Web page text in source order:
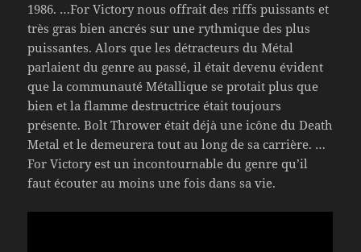
1986. …For Victory nous offrait des riffs puissants et
très gras bien ancrés sur une rythmique des plus
puissantes. Alors que les détracteurs du Métal
parlaient du genre au passé, il était devenu évident
que la communauté Métallique se protait plus que
bien et la flamme destructrice était toujours
présente. Bolt Thrower était déjà une icône du Death
Metal et le demeurera tout au long de sa carrière. …
For Victory est un incontournable du genre qu’il
faut écouter au moins une fois dans sa vie.